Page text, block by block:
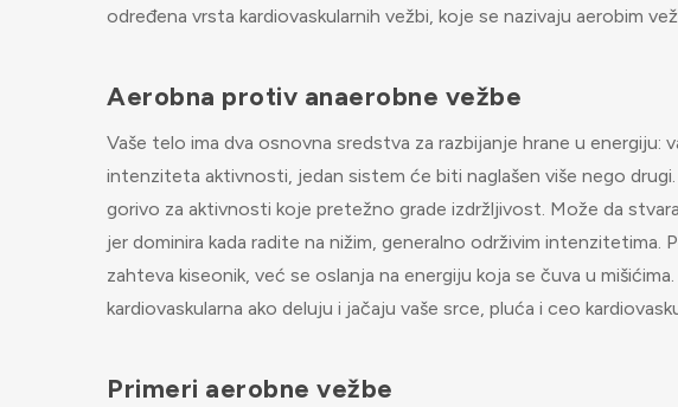
određena vrsta kardiovaskularnih vežbi, koje se nazivaju aerobim
Aerobna protiv anaerobne vežbe
Vaše telo ima dva osnovna sredstva za razbijanje hrane u energiju:
intenziteta aktivnosti, jedan sistem će biti naglašen više nego
gorivo za aktivnosti koje pretežno grade izdržljivost. Može da
jer dominira kada radite na nižim, generalno održivim intenzitetima.
zahteva kiseonik, već se oslanja na energiju koja se čuva u
kardiovaskularna ako deluju i jačaju vaše srce, pluća i ceo
Primeri aerobne vežbe